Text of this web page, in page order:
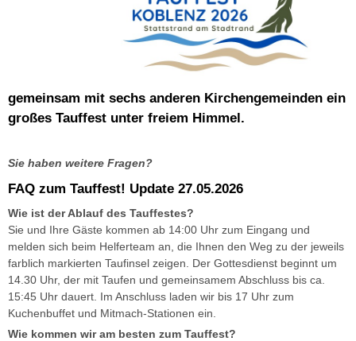
gemeinsam mit sechs anderen Kirchengemeinden ein
großes Tauffest unter freiem Himmel.
Sie haben weitere Fragen?
FAQ zum Tauffest! Update 27.05.2026
Wie ist der Ablauf des Tauffestes?
Sie und Ihre Gäste kommen ab 14:00 Uhr zum Eingang und
melden sich beim Helferteam an, die Ihnen den Weg zu der jeweils
farblich markierten Taufinsel zeigen. Der Gottesdienst beginnt um
14.30 Uhr, der mit Taufen und gemeinsamem Abschluss bis ca.
15:45 Uhr dauert. Im Anschluss laden wir bis 17 Uhr zum
Kuchenbuffet und Mitmach-Stationen ein.
Wie kommen wir am besten zum Tauffest?